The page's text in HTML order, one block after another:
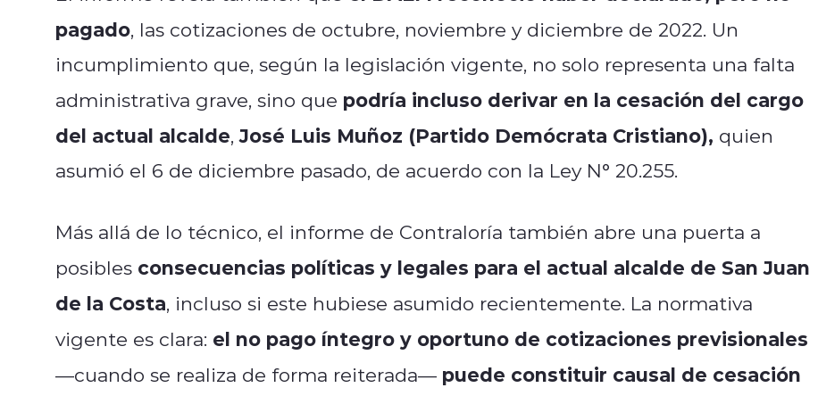
pagado, las cotizaciones de octubre, noviembre y diciembre de 2022. Un
incumplimiento que, según la legislación vigente, no solo representa una falta
administrativa grave, sino que podría incluso derivar en la cesación del cargo
del actual alcalde,José Luis Muñoz (Partido Demócrata Cristiano), quien
asumió el 6 de diciembre pasado, de acuerdo con la Ley N° 20.255.
Más allá de lo técnico, el informe de Contraloría también abre una puerta a
posibles consecuencias políticas y legales para el actual alcalde de San Juan
de la Costa, incluso si este hubiese asumido recientemente. La normativa
vigente es clara: el no pago íntegro y oportuno de cotizaciones previsionales
—cuando se realiza de forma reiterada— puede constituir causal de cesación